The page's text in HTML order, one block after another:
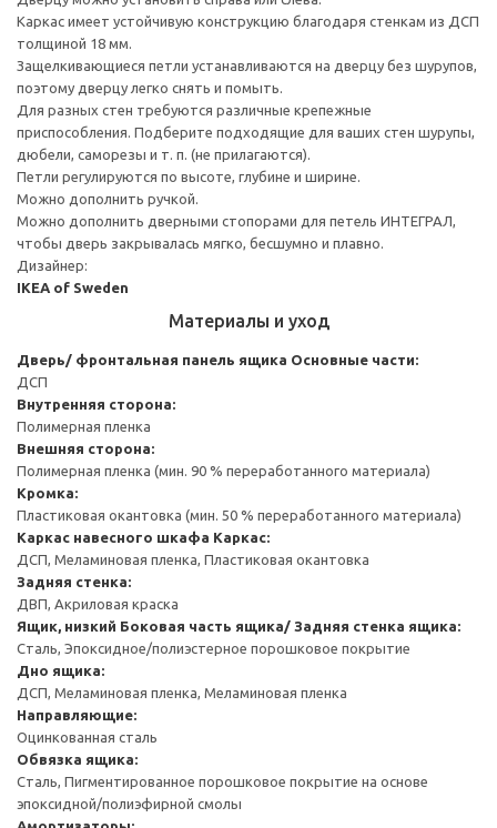
Каркас имеет устойчивую конструкцию благодаря стенкам из ДСП
толщиной 18 мм.
Защелкивающиеся петли устанавливаются на дверцу без шурупов,
поэтому дверцу легко снять и помыть.
Для разных стен требуются различные крепежные
приспособления. Подберите подходящие для ваших стен шурупы,
дюбели, саморезы и т. п. (не прилагаются).
Петли регулируются по высоте, глубине и ширине.
Можно дополнить ручкой.
Можно дополнить дверными стопорами для петель ИНТЕГРАЛ,
чтобы дверь закрывалась мягко, бесшумно и плавно.
Дизайнер:
IKEA of Sweden
Материалы и уход
Дверь/ фронтальная панель ящика Основные части:
ДСП
Внутренняя сторона:
Полимерная пленка
Внешняя сторона:
Полимерная пленка (мин. 90 % переработанного материала)
Кромка:
Пластиковая окантовка (мин. 50 % переработанного материала)
Каркас навесного шкафа Каркас:
ДСП, Меламиновая пленка, Пластиковая окантовка
Задняя стенка:
ДВП, Акриловая краска
Ящик, низкий Боковая часть ящика/ Задняя стенка ящика:
Сталь, Эпоксидное/полиэстерное порошковое покрытие
Дно ящика:
ДСП, Меламиновая пленка, Меламиновая пленка
Направляющие:
Оцинкованная сталь
Обвязка ящика:
Сталь, Пигментированное порошковое покрытие на основе
эпоксидной/полиэфирной смолы